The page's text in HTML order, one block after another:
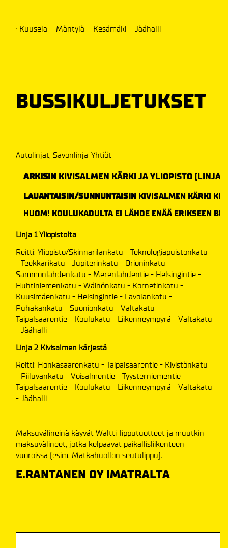
· Kuusela – Mäntylä – Kesämäki – Jäähalli­­
BUSSIKULJETUKSET
Autolinjat, Savonlinja-Yhtiöt
ARKISIN KIVISALMEN KÄRKI JA YLIOPISTO (LINJA
LAUANTAISIN/SUNNUNTAISIN KIVISALMEN KÄRKI
HUOM! KOULUKADULTA EI LÄHDE ENÄÄ ERIKSEEN
Linja 1 Yliopistolta
Reitti: Yliopisto/Skinnarilankatu - Teknologiapuistonkatu
- Teekkarikatu - Jupiterinkatu - Orioninkatu -
Sammonlahdenkatu - Merenlahdentie - Helsingintie -
Huhtiniemenkatu - Wäinönkatu - Kornetinkatu -
Kuusimäenkatu - Helsingintie - Lavolankatu -
Puhakankatu - Suonionkatu - Valtakatu -
Taipalsaarentie - Koulukatu - Liikenneympyrä - Valtakatu
- Jäähalli
Linja 2 Kivisalmen kärjestä
Reitti: Honkasaarenkatu - Taipalsaarentie - Kivistönkatu
- Piiluvankatu - Voisalmentie - Tyysterniementie -
Taipalsaarentie - Koulukatu - Liikenneympyrä - Valtakatu
- Jäähalli
Maksuvälineinä käyvät Waltti-lipputuotteet ja muutkin
maksuvälineet, jotka kelpaavat paikallisliikenteen
vuoroissa (esim. Matkahuollon seutulippu).
E.RANTANEN OY IMATRALTA